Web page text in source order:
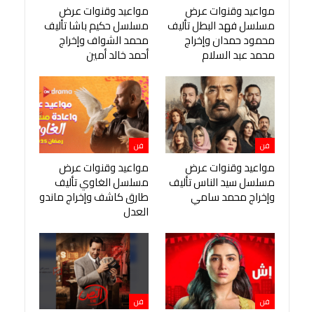
مواعيد وقنوات عرض
مسلسل فهد البطل تأليف
محمود حمدان وإخراج
محمد عبد السلام
مواعيد وقنوات عرض
مسلسل حكيم باشا تأليف
محمد الشواف وإخراج
أحمد خالد أمين
فن
مواعيد وقنوات عرض
مسلسل سيد الناس تأليف
وإخراج محمد سامي
فن
مواعيد وقنوات عرض
مسلسل الغاوي تأليف
طارق كاشف وإخراج ماندو
العدل
فن فن